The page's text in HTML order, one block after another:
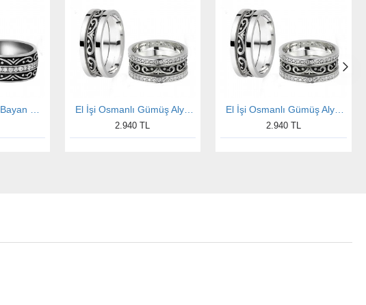
Osmanlı Motifleri Bayan Gümüş Alyans El İşi Osmanlı Gümüş Alyans Modeli Motifli Bay Alyans
2.940 TL
El İşi Osmanlı Gümüş Alyans Modeli Motifli Bayan Alyans
2.940 TL